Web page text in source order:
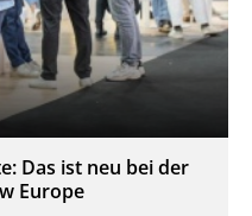
Das ist neu bei der
Europe